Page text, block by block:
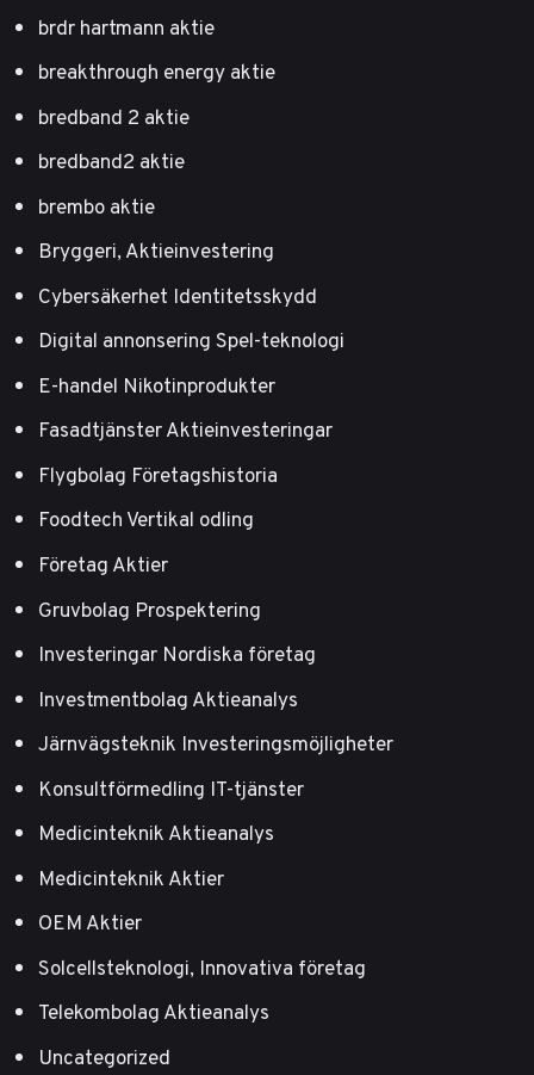
brdr hartmann aktie
breakthrough energy aktie
bredband 2 aktie
bredband2 aktie
brembo aktie
Bryggeri, Aktieinvestering
Cybersäkerhet Identitetsskydd
Digital annonsering Spel-teknologi
E-handel Nikotinprodukter
Fasadtjänster Aktieinvesteringar
Flygbolag Företagshistoria
Foodtech Vertikal odling
Företag Aktier
Gruvbolag Prospektering
Investeringar Nordiska företag
Investmentbolag Aktieanalys
Järnvägsteknik Investeringsmöjligheter
Konsultförmedling IT-tjänster
Medicinteknik Aktieanalys
Medicinteknik Aktier
OEM Aktier
Solcellsteknologi, Innovativa företag
Telekombolag Aktieanalys
Uncategorized